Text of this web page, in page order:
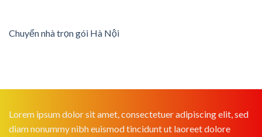
Chuyển nhà trọn gói Hà Nội
Lorem ipsum dolor sit amet, consectetuer adipiscing elit, sed
diam nonummy nibh euismod tincidunt ut laoreet dolore